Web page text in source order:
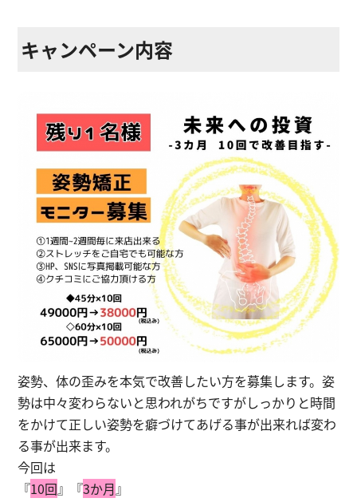
キャンペーン内容
姿勢、体の歪みを本気で改善したい方を募集します。姿
勢は中々変わらないと思われがちですがしっかりと時間
をかけて正しい姿勢を癖づけてあげる事が出来れば変わ
る事が出来ます。
今回は
『10回』『3か月』